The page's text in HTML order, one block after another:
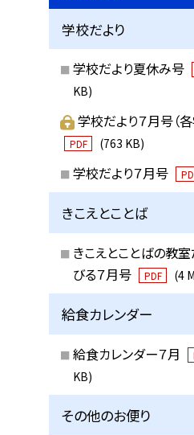
学校だより
学校だより夏休み号
KB)
学校だより７月号（各
PDF (763 KB)
学校だより７月号
きこえとことば
きこえとことばの教
びる７月号
PDF (4
給食カレンダー
給食カレンダー７月
KB)
その他のお便り